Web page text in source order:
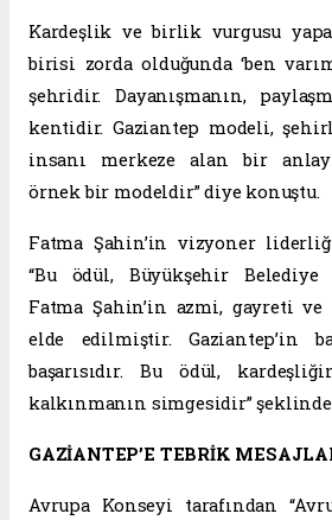
Kardeşlik ve birlik vurgusu
birisi zorda olduğunda ‘ben
şehridir. Dayanışmanın,
kentidir. Gaziantep modeli,
insanı merkeze alan bir
örnek bir modeldir” diye konuştu.
Fatma Şahin’in vizyoner
“Bu ödül, Büyükşehir Belediye
Fatma Şahin’in azmi, gayreti
elde edilmiştir. Gaziantep’in
başarısıdır. Bu ödül,
kalkınmanın simgesidir”
GAZİANTEP’E TEBRİK
Avrupa Konseyi tarafından